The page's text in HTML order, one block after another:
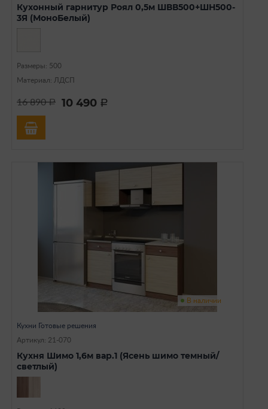
Кухонный гарнитур Роял 0,5м ШВВ500+ШН500-
3Я (МоноБелый)
Размеры: 500
Материал: ЛДСП
16 890a 10 490 a
В наличии
Кухни Готовые решения
Артикул: 21-070
Кухня Шимо 1,6м вар.1 (Ясень шимо темный/
светлый)